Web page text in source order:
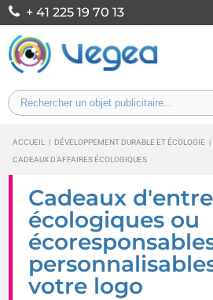
+ 41 225 19 70 13
ACCUEIL | DÉVELOPPEMENT DURABLE ET ÉCOLOGIE |
CADEAUX D'AFFAIRES ÉCOLOGIQUES
Cadeaux
écologiques ou
votre logo